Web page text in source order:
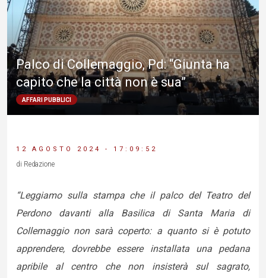
Palco di Collemaggio, Pd: “Giunta ha
capito che la città non è sua”
AFFARI PUBBLICI
12 AGOSTO 2024 - 17:09:52
di Redazione
“Leggiamo sulla stampa che il palco del Teatro del
Perdono davanti alla Basilica di Santa Maria di
Collemaggio non sarà coperto: a quanto si è potuto
apprendere, dovrebbe essere installata una pedana
apribile al centro che non insisterà sul sagrato,